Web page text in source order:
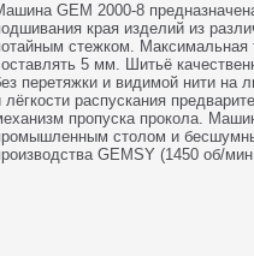
GEM 2000-8
края изделий из
стежком.
5 мм. Шитьё
перетяжки и видимой нити на
лёгкости распускания
пропуска прокола.
столом и
GEMSY (1450 об/